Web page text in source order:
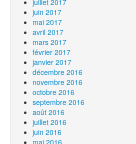
juillet 2017
juin 2017
mai 2017
avril 2017
mars 2017
février 2017
janvier 2017
décembre 2016
novembre 2016
octobre 2016
septembre 2016
août 2016
juillet 2016
juin 2016